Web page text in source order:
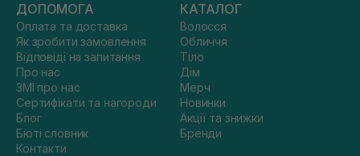
ДОПОМОГА
Оплата та доставка
Як зробити замовлення
Відповіді на запитання
Про нас
ЗМІ про нас
Сертифікати та нагороди
Блог
Бюті словник
Контакти
КАТАЛОГ
Волосся
Обличчя
Тіло
Дім
Мерч
Новинки
Акції та знижки
Бренди